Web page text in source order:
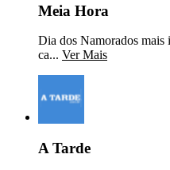
Meia Hora
Dia dos Namorados
ca... Ver Mais
A Tarde